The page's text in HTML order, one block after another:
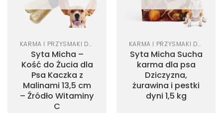
KARMA I PRZYSMAKI DLA PSA
Syta Micha –
Kość do Żucia dla
Psa Kaczka z
Malinami 13,5 cm
– Źródło Witaminy
C
KARMA I PRZYSMAKI DLA PSA
Syta Micha Sucha
karma dla psa
Dziczyzna,
żurawina i pestki
dyni 1,5 kg